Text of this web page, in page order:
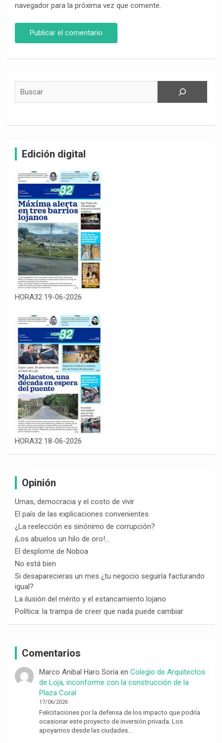
navegador para la próxima vez que comente.
Edición digital
HORA32 19-06-2026
HORA32 18-06-2026
Opinión
Urnas, democracia y el costo de vivir
El país de las explicaciones convenientes
¿La reelección es sinónimo de corrupción?
¡Los abuelos un hilo de oro!…
El desplome de Noboa
No está bien
Si desaparecieras un mes ¿tu negocio seguiría facturando
igual?
La ilusión del mérito y el estancamiento lojano
Política: la trampa de creer que nada puede cambiar
Comentarios
Marco Anibal Haro Soriaen Colegio de Arquitectos
de Loja, inconforme con la construcción de la
Plaza Coral
17/06/2026
Felicitaciones por la defensa de los impacto que podría
ocasionar este proyecto de inversión privada. Los
apoyamos desde las ciudades…